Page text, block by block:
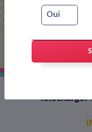
Télécharger
Oui